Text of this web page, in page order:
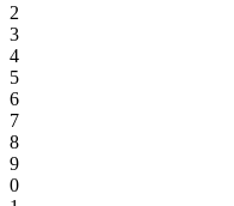
2
3
4
5
6
7
8
9
0